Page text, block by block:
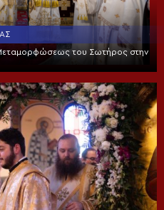
του Σωτήρος στην